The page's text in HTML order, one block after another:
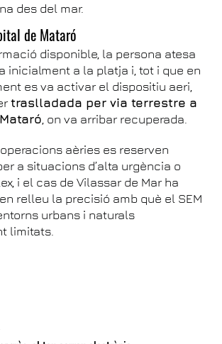
des del mar.
de Mataró
disponible, la persona atesa
inicialment a la platja i, tot i que en
es va activar el dispositiu aeri,
traslladada per via terrestre a
, on va arribar recuperada.
aèries es reserven
a situacions d’alta urgència o
i el cas de Vilassar de Mar ha
relleu la precisió amb què el SEM
urbans i naturals
limitats.